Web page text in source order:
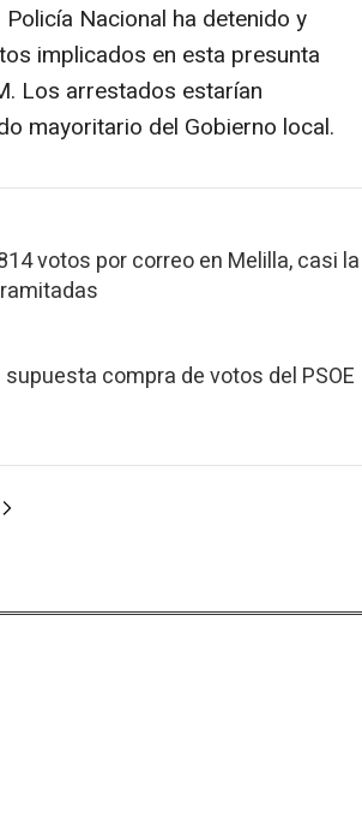
Nacional ha detenido y
implicados en esta presunta
Los arrestados estarían
mayoritario del Gobierno local.
votos por correo en Melilla, casi la
compra de votos del PSOE